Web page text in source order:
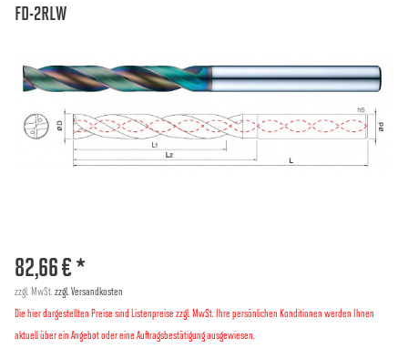
FD-2RLW
82,66 € *
zzgl. MwSt. zzgl. Versandkosten
Die hier dargestellten Preise sind Listenpreise zzgl. MwSt. Ihre persönlichen Konditionen werden Ihnen
aktuell über ein Angebot oder eine Auftragsbestätigung ausgewiesen.